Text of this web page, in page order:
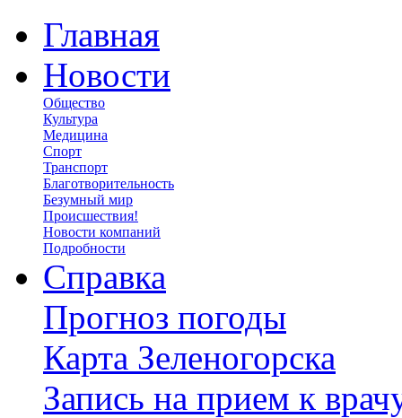
Главная
Новости
Общество
Культура
Медицина
Спорт
Транспорт
Благотворительность
Безумный мир
Происшествия!
Новости компаний
Подробности
Справка
Прогноз погоды
Карта Зеленогорска
Запись на прием к